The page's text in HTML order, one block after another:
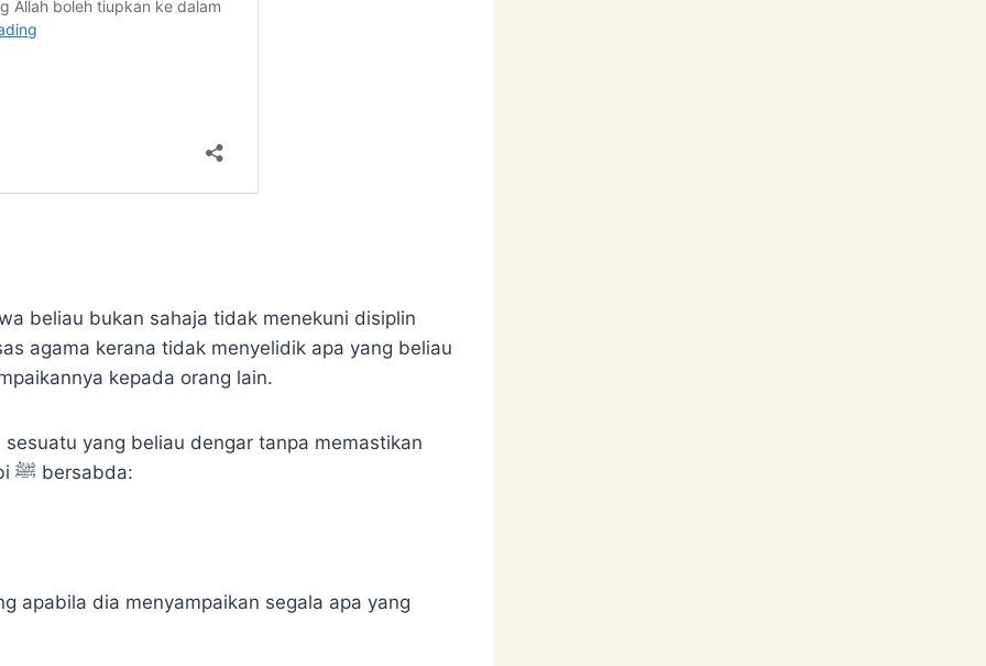
beliau bukan sahaja tidak menekuni disiplin
agama kerana tidak menyelidik apa yang beliau
kepada orang lain.
yang beliau dengar tanpa memastikan
kesahihannya terlebih dahulu sedangkan Nabi ﷺ bersabda:
apabila dia menyampaikan segala apa yang